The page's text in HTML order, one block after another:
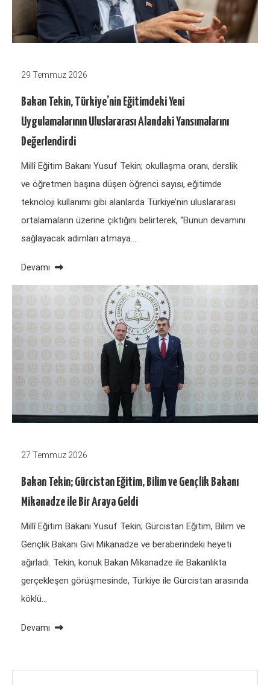
29 Temmuz 2026
Bakan Tekin, Türkiye’nin Eğitimdeki Yeni
Uygulamalarının Uluslararası Alandaki Yansımalarını
Değerlendirdi
Millî Eğitim Bakanı Yusuf Tekin; okullaşma oranı, derslik
ve öğretmen başına düşen öğrenci sayısı, eğitimde
teknoloji kullanımı gibi alanlarda Türkiye’nin uluslararası
ortalamaların üzerine çıktığını belirterek, “Bunun devamını
sağlayacak adımları atmaya…
Devamı
27 Temmuz 2026
Bakan Tekin; Gürcistan Eğitim, Bilim ve Gençlik Bakanı
Mikanadze ile Bir Araya Geldi
Millî Eğitim Bakanı Yusuf Tekin; Gürcistan Eğitim, Bilim ve
Gençlik Bakanı Givi Mikanadze ve beraberindeki heyeti
ağırladı. Tekin, konuk Bakan Mikanadze ile Bakanlıkta
gerçekleşen görüşmesinde, Türkiye ile Gürcistan arasında
köklü…
Devamı